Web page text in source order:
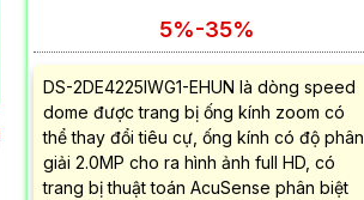
5%-35%
DS-2DE4225IWG1-EHUN là dòng speed
dome được trang bị ống kính zoom có
thể thay đổi tiêu cự, ống kính có độ phân
giải 2.0MP cho ra hình ảnh full HD, có
trang bị thuật toán AcuSense phân biệt